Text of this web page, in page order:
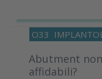
O33
Abutment
affidabili?